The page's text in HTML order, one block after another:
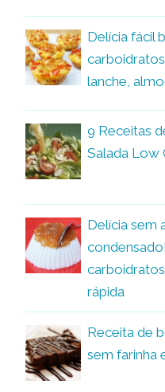
Delícia fácil
lanche,
9 Receitas
Salada Low
Delícia sem
rápida
Receita de
sem farinha